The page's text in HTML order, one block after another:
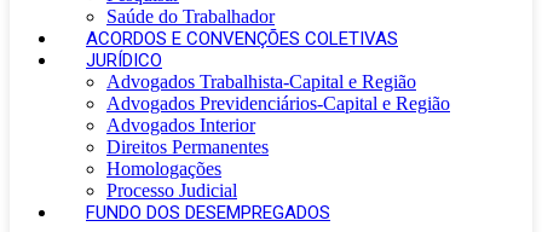
Saúde do Trabalhador
ACORDOS E CONVENÇÕES COLETIVAS
JURÍDICO
Advogados Trabalhista-Capital e Região
Advogados Previdenciários-Capital e Região
Advogados Interior
Direitos Permanentes
Homologações
Processo Judicial
FUNDO DOS DESEMPREGADOS